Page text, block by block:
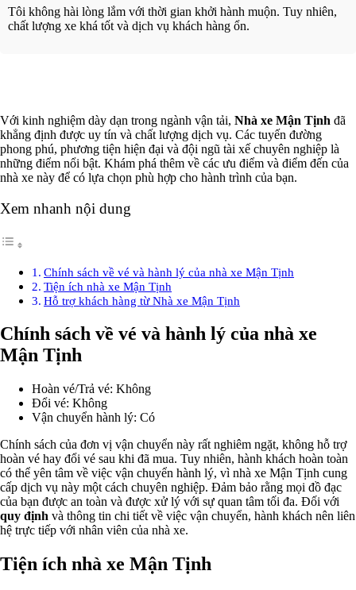
Tôi không hài lòng lắm với thời gian khởi hành muộn. Tuy nhiên,
chất lượng xe khá tốt và dịch vụ khách hàng ổn.
Với kinh nghiệm dày dạn trong ngành vận tải, Nhà xe Mận Tịnh đã
khẳng định được uy tín và chất lượng dịch vụ. Các tuyến đường
phong phú, phương tiện hiện đại và đội ngũ tài xế chuyên nghiệp là
những điểm nổi bật. Khám phá thêm về các ưu điểm và điểm đến của
nhà xe này để có lựa chọn phù hợp cho hành trình của bạn.
Xem nhanh nội dung
Chính sách về vé và hành lý của nhà xe Mận Tịnh
Tiện ích nhà xe Mận Tịnh
Hỗ trợ khách hàng từ Nhà xe Mận Tịnh
Chính sách về vé và hành lý của nhà xe
Mận Tịnh
Hoàn vé/Trả vé: Không
Đổi vé: Không
Vận chuyển hành lý: Có
Chính sách của đơn vị vận chuyển này rất nghiêm ngặt, không hỗ trợ
hoàn vé hay đổi vé sau khi đã mua. Tuy nhiên, hành khách hoàn toàn
có thể yên tâm về việc vận chuyển hành lý, vì nhà xe Mận Tịnh cung
cấp dịch vụ này một cách chuyên nghiệp. Đảm bảo rằng mọi đồ đạc
của bạn được an toàn và được xử lý với sự quan tâm tối đa. Đối với
quy định và thông tin chi tiết về việc vận chuyển, hành khách nên liên
hệ trực tiếp với nhân viên của nhà xe.
Tiện ích nhà xe Mận Tịnh